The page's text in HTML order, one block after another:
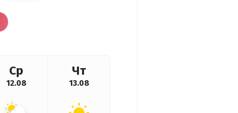
Ср
12.08
Чт
13.08